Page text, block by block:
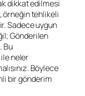
dikkat edilmesi
örneğin tehlikeli
Sadece uygun
Gönderilen
Bu
ile neler
Böylece
bir gönderim